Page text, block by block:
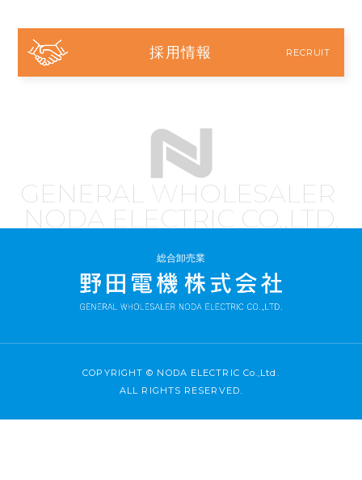
採用情報 RECRUIT
GENERAL WHOLESALER
NODA ELECTRIC CO.,LTD.
総合卸売業
COPYRIGHT © NODA ELECTRIC Co.,Ltd.
ALL RIGHTS RESERVED.